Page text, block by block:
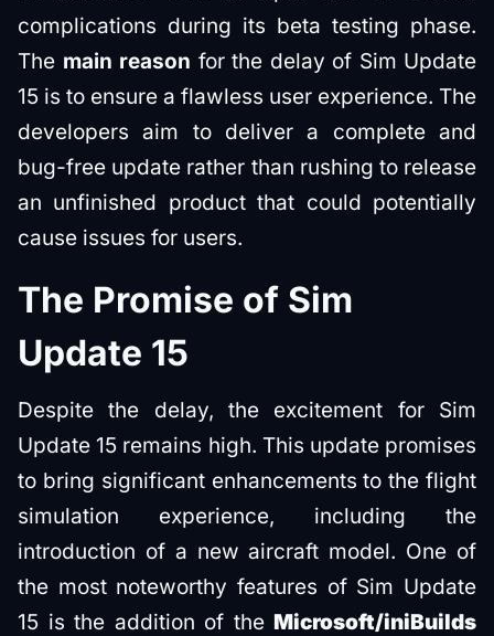
complications during its beta testing phase.
The main reason for the delay of Sim Update
15 is to ensure a flawless user experience. The
developers aim to deliver a complete and
bug-free update rather than rushing to release
an unfinished product that could potentially
cause issues for users.
The Promise of Sim
Update 15
Despite the delay, the excitement for Sim
Update 15 remains high. This update promises
to bring significant enhancements to the flight
simulation experience, including the
introduction of a new aircraft model. One of
the most noteworthy features of Sim Update
15 is the addition of the Microsoft/iniBuilds